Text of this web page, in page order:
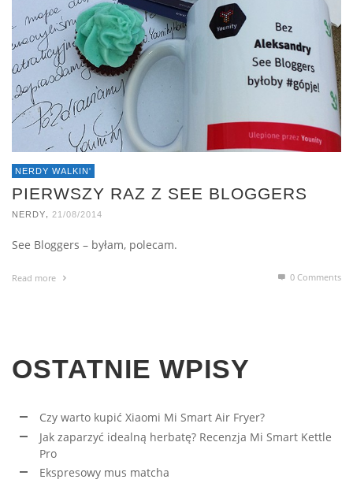
NERDY WALKIN'
PIERWSZY RAZ Z SEE BLOGGERS
NERDY 21/08/2014
See Bloggers – byłam, polecam.
Read more 0 Comments
OSTATNIE WPISY
Czy warto kupić Xiaomi Mi Smart Air Fryer?
Jak zaparzyć idealną herbatę? Recenzja Mi Smart Kettle
Pro
Ekspresowy mus matcha